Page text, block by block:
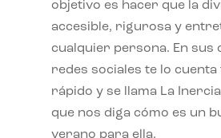
objetivo es hacer que la
accesible, rigurosa y
cualquier persona. En sus
redes sociales te lo
rápido y se llama La
que nos diga cómo es un
verano para ella.